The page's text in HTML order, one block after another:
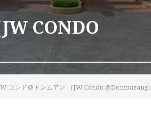
CONDO
コンド＠ドンムアン （JW Condo @Donmueang）